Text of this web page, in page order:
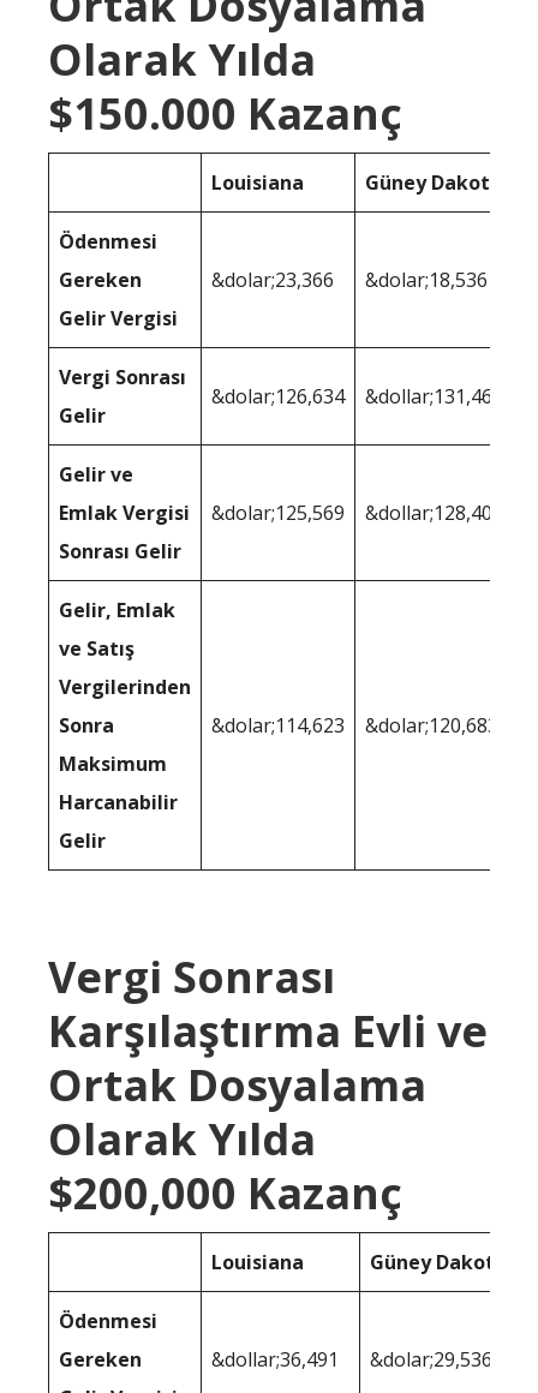
Olarak Yılda
$150.000 Kazanç
Louisiana Güney Dakota
Ödenmesi
Gereken
Gelir Vergisi
&dolar;23,366 &dolar;18,536
Vergi Sonrası
Gelir
&dolar;126,634 &dollar;131,464
Gelir ve
Emlak Vergisi
Sonrası Gelir
&dolar;125,569 &dollar;128,407
Gelir, Emlak
ve Satış
Vergilerinden
Sonra
Maksimum
Harcanabilir
Gelir
&dolar;114,623 &dolar;120,683
Vergi Sonrası
Karşılaştırma Evli ve
Ortak Dosyalama
Olarak Yılda
$200,000 Kazanç
Louisiana Güney Dakota
Ödenmesi
Gereken
&dollar;36,491 &dolar;29,536